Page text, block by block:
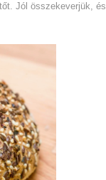
Jól összekeverjük, és